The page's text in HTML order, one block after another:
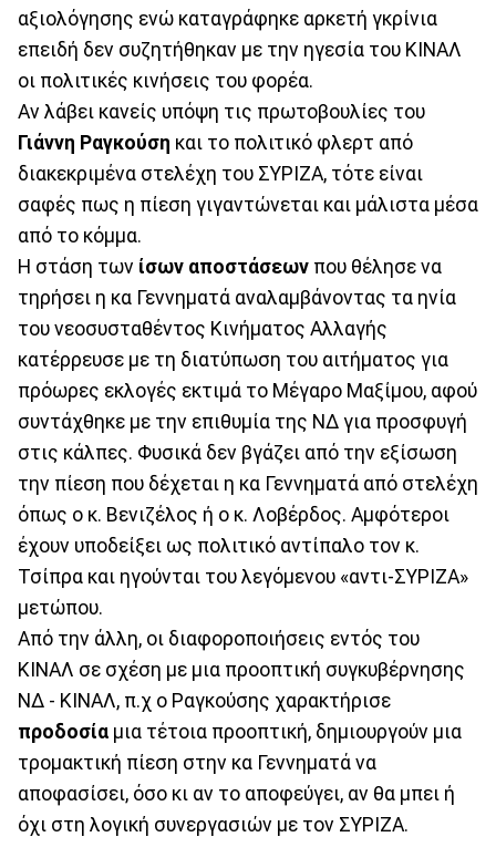
αξιολόγησης ενώ καταγράφηκε αρκετή γκρίνια
επειδή δεν συζητήθηκαν με την ηγεσία του ΚΙΝΑΛ
οι πολιτικές κινήσεις του φορέα.
Αν λάβει κανείς υπόψη τις πρωτοβουλίες του
Γιάννη Ραγκούση και το πολιτικό φλερτ από
διακεκριμένα στελέχη του ΣΥΡΙΖΑ, τότε είναι
σαφές πως η πίεση γιγαντώνεται και μάλιστα μέσα
από το κόμμα.
Η στάση των ίσων αποστάσεων που θέλησε να
τηρήσει η κα Γεννηματά αναλαμβάνοντας τα ηνία
του νεοσυσταθέντος Κινήματος Αλλαγής
κατέρρευσε με τη διατύπωση του αιτήματος για
πρόωρες εκλογές εκτιμά το Μέγαρο Μαξίμου, αφού
συντάχθηκε με την επιθυμία της ΝΔ για προσφυγή
στις κάλπες. Φυσικά δεν βγάζει από την εξίσωση
την πίεση που δέχεται η κα Γεννηματά από στελέχη
όπως ο κ. Βενιζέλος ή ο κ. Λοβέρδος. Αμφότεροι
έχουν υποδείξει ως πολιτικό αντίπαλο τον κ.
Τσίπρα και ηγούνται του λεγόμενου «αντι-ΣΥΡΙΖΑ»
μετώπου.
Από την άλλη, οι διαφοροποιήσεις εντός του
ΚΙΝΑΛ σε σχέση με μια προοπτική συγκυβέρνησης
ΝΔ - ΚΙΝΑΛ, π.χ ο Ραγκούσης χαρακτήρισε
προδοσία μια τέτοια προοπτική, δημιουργούν μια
τρομακτική πίεση στην κα Γεννηματά να
αποφασίσει, όσο κι αν το αποφεύγει, αν θα μπει ή
όχι στη λογική συνεργασιών με τον ΣΥΡΙΖΑ.